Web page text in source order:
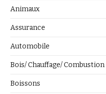
Animaux
Assurance
Automobile
Bois/ Chauffage/ Combustion
Boissons